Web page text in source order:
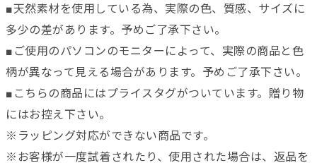
■天然素材を使用している為、実際の色、質感、サイズに
多少の差があります。予めご了承下さい。
■ご使用のパソコンのモニターによって、実際の商品と色
柄が異なって見える場合があります。予めご了承下さい。
■こちらの商品にはプライスタグがついています。贈り物
にはお控え下さい。
※ラッピング対応ができない商品です。
※お客様が一度試着されたり、使用された場合は、返品を